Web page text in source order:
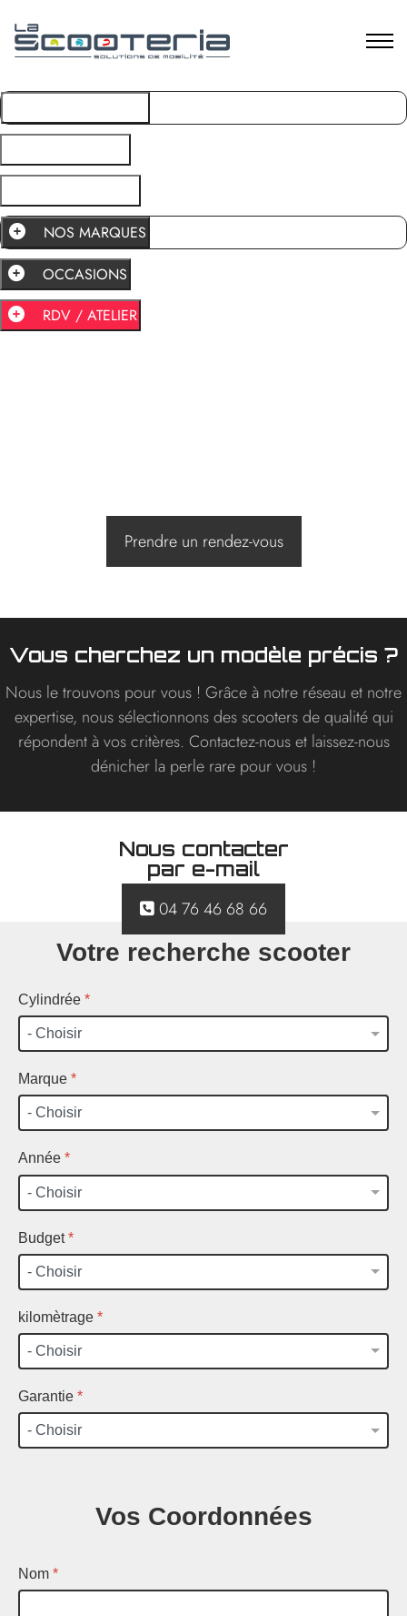
NOS MARQUES
OCCASIONS
RDV / ATELIER
Prendre un rendez-vous
Vous cherchez un modèle précis ?
Nous le trouvons pour vous ! Grâce à notre réseau et notre
expertise, nous sélectionnons des scooters de qualité qui
répondent à vos critères. Contactez-nous et laissez-nous
dénicher la perle rare pour vous !
Nous contacter
par e-mail
04 76 46 68 66
Votre recherche scooter
Cylindrée *
Marque *
Année *
Budget*
kilomètrage *
Garantie *
Vos Coordonnées
Nom *